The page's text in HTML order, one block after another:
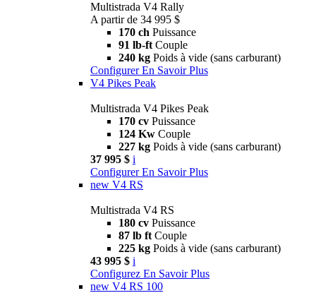
Multistrada V4 Rally
A partir de 34 995 $
170 ch Puissance
91 lb-ft Couple
240 kg Poids à vide (sans carburant)
Configurer En Savoir Plus
V4 Pikes Peak
Multistrada V4 Pikes Peak
170 cv Puissance
124 Kw Couple
227 kg Poids à vide (sans carburant)
37 995 $ i
Configurer En Savoir Plus
new V4 RS
Multistrada V4 RS
180 cv Puissance
87 lb ft Couple
225 kg Poids à vide (sans carburant)
43 995 $ i
Configurez En Savoir Plus
new V4 RS 100